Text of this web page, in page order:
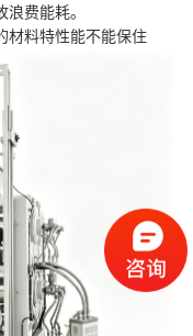
费能耗。
材料特性能不能保住